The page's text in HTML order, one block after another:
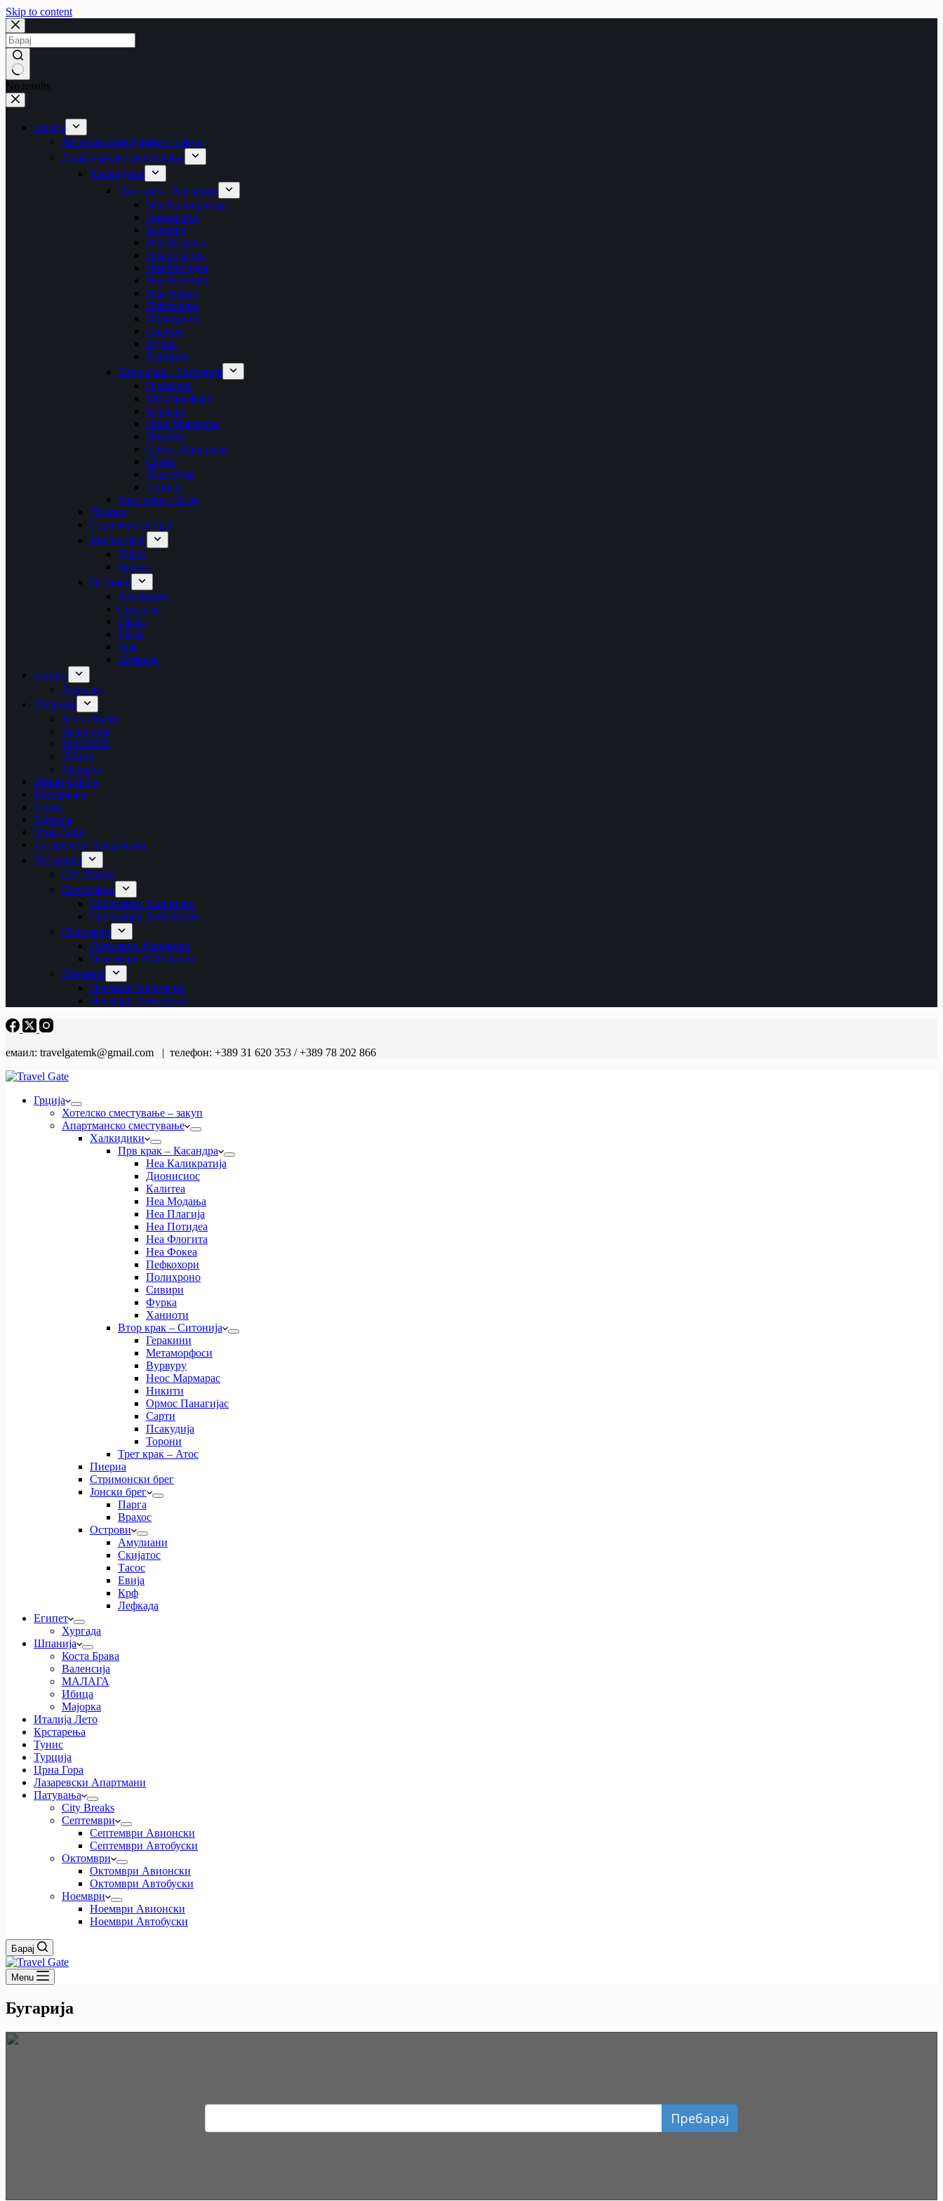
Skip to content
No results
Грција
Хотелско сместување – закуп
Апартманско сместување
Халкидики
Прв крак – Касандра
Неа Каликратија
Дионисиос
Калитеа
Неа Модања
Неа Плагија
Неа Потидеа
Неа Флогита
Неа Фокеа
Пефкохори
Полихроно
Сивири
Фурка
Ханиоти
Втор крак – Ситонија
Геракини
Метаморфоси
Вурвуру
Неос Мармарас
Никити
Ормос Панагијас
Сарти
Псакудија
Торони
Трет крак – Атос
Пиериа
Стримонски брег
Јонски брег
Парга
Врахос
Острови
Амулиани
Скијатос
Тасос
Евија
Крф
Лефкада
Египет
Хургада
Шпанија
Коста Брава
Валенсија
МАЛАГА
Ибица
Мајорка
Италија Лето
Крстарења
Тунис
Турција
Црна Гора
Лазаревски Апартмани
Патувања
City Breaks
Септември
Септември Авионски
Септември Автобуски
Октомври
Октомври Авионски
Октомври Автобуски
Ноември
Ноември Авионски
Ноември Автобуски
емаил: travelgatemk@gmail.com | телефон: +389 31 620 353 / +389 78 202 866
Грција
Хотелско сместување – закуп
Апартманско сместување
Халкидики
Прв крак – Касандра
Неа Каликратија
Дионисиос
Калитеа
Неа Модања
Неа Плагија
Неа Потидеа
Неа Флогита
Неа Фокеа
Пефкохори
Полихроно
Сивири
Фурка
Ханиоти
Втор крак – Ситонија
Геракини
Метаморфоси
Вурвуру
Неос Мармарас
Никити
Ормос Панагијас
Сарти
Псакудија
Торони
Трет крак – Атос
Пиериа
Стримонски брег
Јонски брег
Парга
Врахос
Острови
Амулиани
Скијатос
Тасос
Евија
Крф
Лефкада
Египет
Хургада
Шпанија
Коста Брава
Валенсија
МАЛАГА
Ибица
Мајорка
Италија Лето
Крстарења
Тунис
Турција
Црна Гора
Лазаревски Апартмани
Патувања
City Breaks
Септември
Септември Авионски
Септември Автобуски
Октомври
Октомври Авионски
Октомври Автобуски
Ноември
Ноември Авионски
Ноември Автобуски
Барај
Menu
Бугарија